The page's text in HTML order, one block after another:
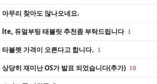
아무리 찾아도 않나오네요.
lte, 듀얼부팅 태블릿 추천좀 부탁드립니다 1
타블렛 가격이 오른다고 합니다. 1
상당히 재미난 OS가 발표 되었습니다(추가) 10